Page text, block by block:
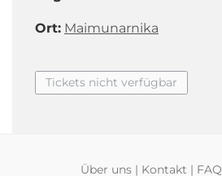
Ort: Maimunarnika
Tickets nicht verfügbar
Über uns | Kontakt | FAQ